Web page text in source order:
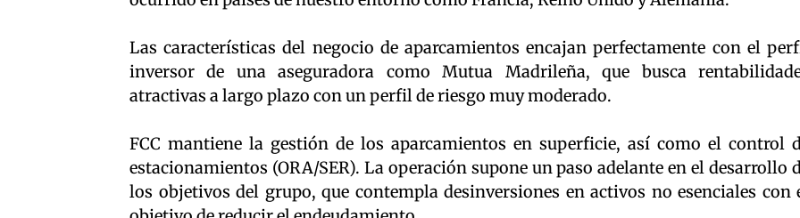
Las características del negocio de aparcamientos encajan perfectamente con el
inversor de una aseguradora como Mutua Madrileña, que busca
atractivas a largo plazo con un perfil de riesgo muy moderado.
FCC mantiene la gestión de los aparcamientos en superficie, así como el control
estacionamientos (ORA/SER). La operación supone un paso adelante en el desarrollo
los objetivos del grupo, que contempla desinversiones en activos no esenciales con